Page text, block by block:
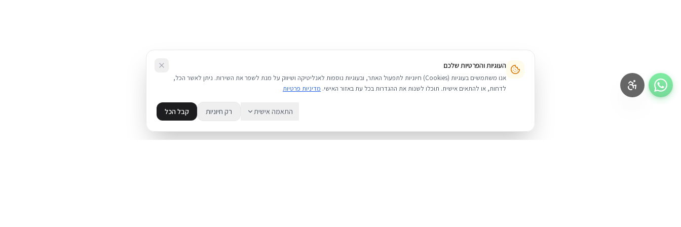
העוגיות והפרטיות שלכם
אנו משתמשים בעוגיות (Cookies) חיוניות לתפעול האתר, ובעוגיות נוספות לאנליטיקה ושיווק על מנת לשפר את השירות. ניתן לאשר הכל,
לדחות, או להתאים אישית. תוכלו לשנות את ההגדרות בכל עת באזור האישי. מדיניות פרטיות
התאמה אישית רק חיוניות קבל הכל